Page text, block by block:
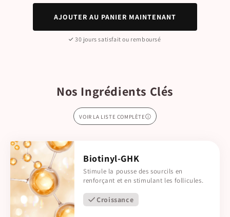
AJOUTER AU PANIER MAINTENANT
30 jours satisfait ou remboursé
Nos Ingrédients Clés
VOIR LA LISTE COMPLÈTE
Biotinyl-GHK
Stimule la pousse des sourcils en
renforçant et en stimulant les follicules.
Croissance